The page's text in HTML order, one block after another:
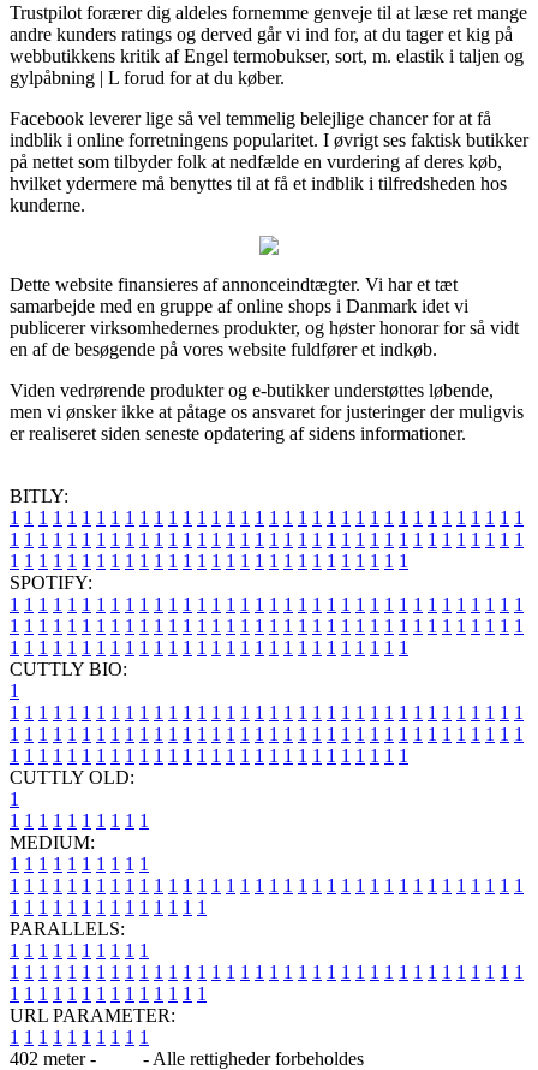
Trustpilot forærer dig aldeles fornemme genveje til at læse ret mange
andre kunders ratings og derved går vi ind for, at du tager et kig på
webbutikkens kritik af Engel termobukser, sort, m. elastik i taljen og
gylpåbning | L forud for at du køber.
Facebook leverer lige så vel temmelig belejlige chancer for at få
indblik i online forretningens popularitet. I øvrigt ses faktisk butikker
på nettet som tilbyder folk at nedfælde en vurdering af deres køb,
hvilket ydermere må benyttes til at få et indblik i tilfredsheden hos
kunderne.
Dette website finansieres af annonceindtægter. Vi har et tæt
samarbejde med en gruppe af online shops i Danmark idet vi
publicerer virksomhedernes produkter, og høster honorar for så vidt
en af de besøgende på vores website fuldfører et indkøb.
Viden vedrørende produkter og e-butikker understøttes løbende,
men vi ønsker ikke at påtage os ansvaret for justeringer der muligvis
er realiseret siden seneste opdatering af sidens informationer.
BITLY:
1 1 1 1 1 1 1 1 1 1 1 1 1 1 1 1 1 1 1 1 1 1 1 1 1 1 1 1 1 1 1 1 1 1 1 1
1 1 1 1 1 1 1 1 1 1 1 1 1 1 1 1 1 1 1 1 1 1 1 1 1 1 1 1 1 1 1 1 1 1 1 1
1 1 1 1 1 1 1 1 1 1 1 1 1 1 1 1 1 1 1 1 1 1 1 1 1 1 1 1
SPOTIFY:
1 1 1 1 1 1 1 1 1 1 1 1 1 1 1 1 1 1 1 1 1 1 1 1 1 1 1 1 1 1 1 1 1 1 1 1
1 1 1 1 1 1 1 1 1 1 1 1 1 1 1 1 1 1 1 1 1 1 1 1 1 1 1 1 1 1 1 1 1 1 1 1
1 1 1 1 1 1 1 1 1 1 1 1 1 1 1 1 1 1 1 1 1 1 1 1 1 1 1 1
CUTTLY BIO:
1
1 1 1 1 1 1 1 1 1 1 1 1 1 1 1 1 1 1 1 1 1 1 1 1 1 1 1 1 1 1 1 1 1 1 1 1
1 1 1 1 1 1 1 1 1 1 1 1 1 1 1 1 1 1 1 1 1 1 1 1 1 1 1 1 1 1 1 1 1 1 1 1
1 1 1 1 1 1 1 1 1 1 1 1 1 1 1 1 1 1 1 1 1 1 1 1 1 1 1 1
CUTTLY OLD:
1
1 1 1 1 1 1 1 1 1 1
MEDIUM:
1 1 1 1 1 1 1 1 1 1
1 1 1 1 1 1 1 1 1 1 1 1 1 1 1 1 1 1 1 1 1 1 1 1 1 1 1 1 1 1 1 1 1 1 1 1
1 1 1 1 1 1 1 1 1 1 1 1 1 1
PARALLELS:
1 1 1 1 1 1 1 1 1 1
1 1 1 1 1 1 1 1 1 1 1 1 1 1 1 1 1 1 1 1 1 1 1 1 1 1 1 1 1 1 1 1 1 1 1 1
1 1 1 1 1 1 1 1 1 1 1 1 1 1
URL PARAMETER:
1 1 1 1 1 1 1 1 1 1
402 meter -
- Alle rettigheder forbeholdes